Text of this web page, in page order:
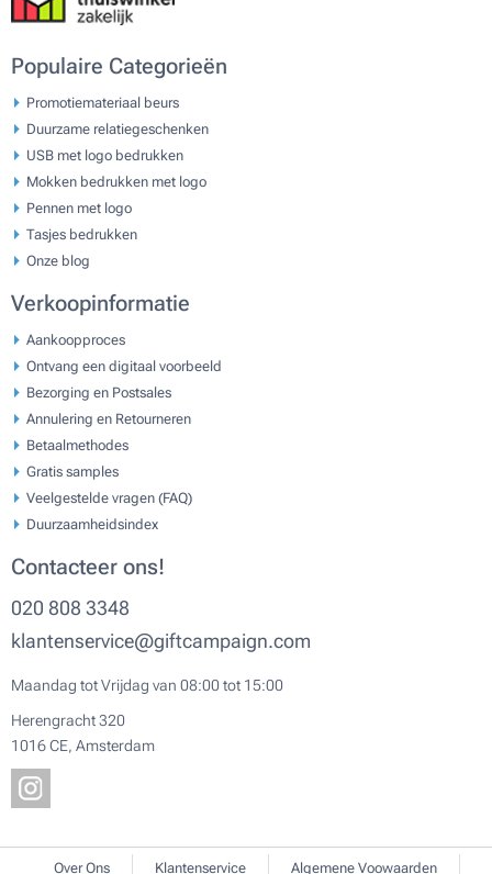
Populaire Categorieën
Promotiemateriaal beurs
Duurzame relatiegeschenken
USB met logo bedrukken
Mokken bedrukken met logo
Pennen met logo
Tasjes bedrukken
Onze blog
Verkoopinformatie
Aankoopproces
Ontvang een digitaal voorbeeld
Bezorging en Postsales
Annulering en Retourneren
Betaalmethodes
Gratis samples
Veelgestelde vragen (FAQ)
Duurzaamheidsindex
Contacteer ons!
020 808 3348
klantenservice@giftcampaign.com
Maandag tot Vrijdag van 08:00 tot 15:00
Herengracht 320
1016 CE, Amsterdam
Over Ons Klantenservice Algemene Voowaarden